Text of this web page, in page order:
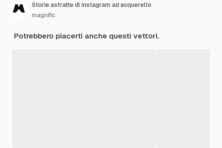
Storie astratte di instagram ad acquerello
magnific
Potrebbero piacerti anche questi vettori.